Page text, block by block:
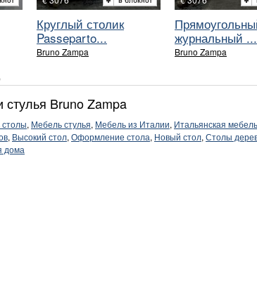
Круглый столик
Passeparto...
Bruno Zampa
журнальный ...
Bruno Zampa
Bruno Zampa
, Мебель стулья, Мебель из Италии, Итальянская мебель
, Высокий стол, Оформление стола, Новый стол, Столы
дома